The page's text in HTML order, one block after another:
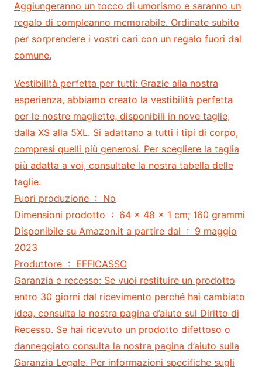
Aggiungeranno un tocco di umorismo e saranno un
regalo di compleanno memorabile. Ordinate subito
per sorprendere i vostri cari con un regalo fuori dal
comune.
Vestibilità perfetta per tutti:Grazie alla nostra
esperienza, abbiamo creato la vestibilità perfetta
per le nostre magliette, disponibili in nove taglie,
dalla XS alla 5XL. Si adattano a tutti i tipi di corpo,
compresi quelli più generosi. Per scegliere la taglia
più adatta a voi, consultate la nostra tabella delle
taglie.
Fuori produzione ‏ : ‎ No
Dimensioni prodotto ‏ : ‎ 64 x 48 x 1 cm; 160 grammi
Disponibile su Amazon.it a partire dal ‏ : ‎ 9 maggio
2023
Produttore ‏ : ‎ EFFICASSO
Garanzia e recesso: Se vuoi restituire un prodotto
entro 30 giorni dal ricevimento perché hai cambiato
idea, consulta la nostra pagina d’aiuto sul Diritto di
Recesso. Se hai ricevuto un prodotto difettoso o
danneggiato consulta la nostra pagina d’aiuto sulla
Garanzia Legale. Per informazioni specifiche sugli